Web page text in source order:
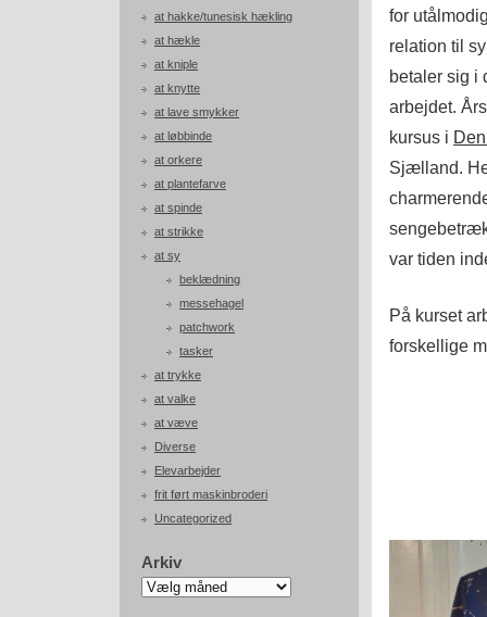
at hakke/tunesisk hækling
at hækle
at kniple
at knytte
at lave smykker
at løbbinde
at orkere
at plantefarve
at spinde
at strikke
at sy
beklædning
messehagel
patchwork
tasker
at trykke
at valke
at væve
Diverse
Elevarbejder
frit ført maskinbroderi
Uncategorized
Arkiv
Arkiv
for
relation til
betaler sig i
arbejdet.
kursus i
Sjælland.
var tiden
På kurset
forskellige